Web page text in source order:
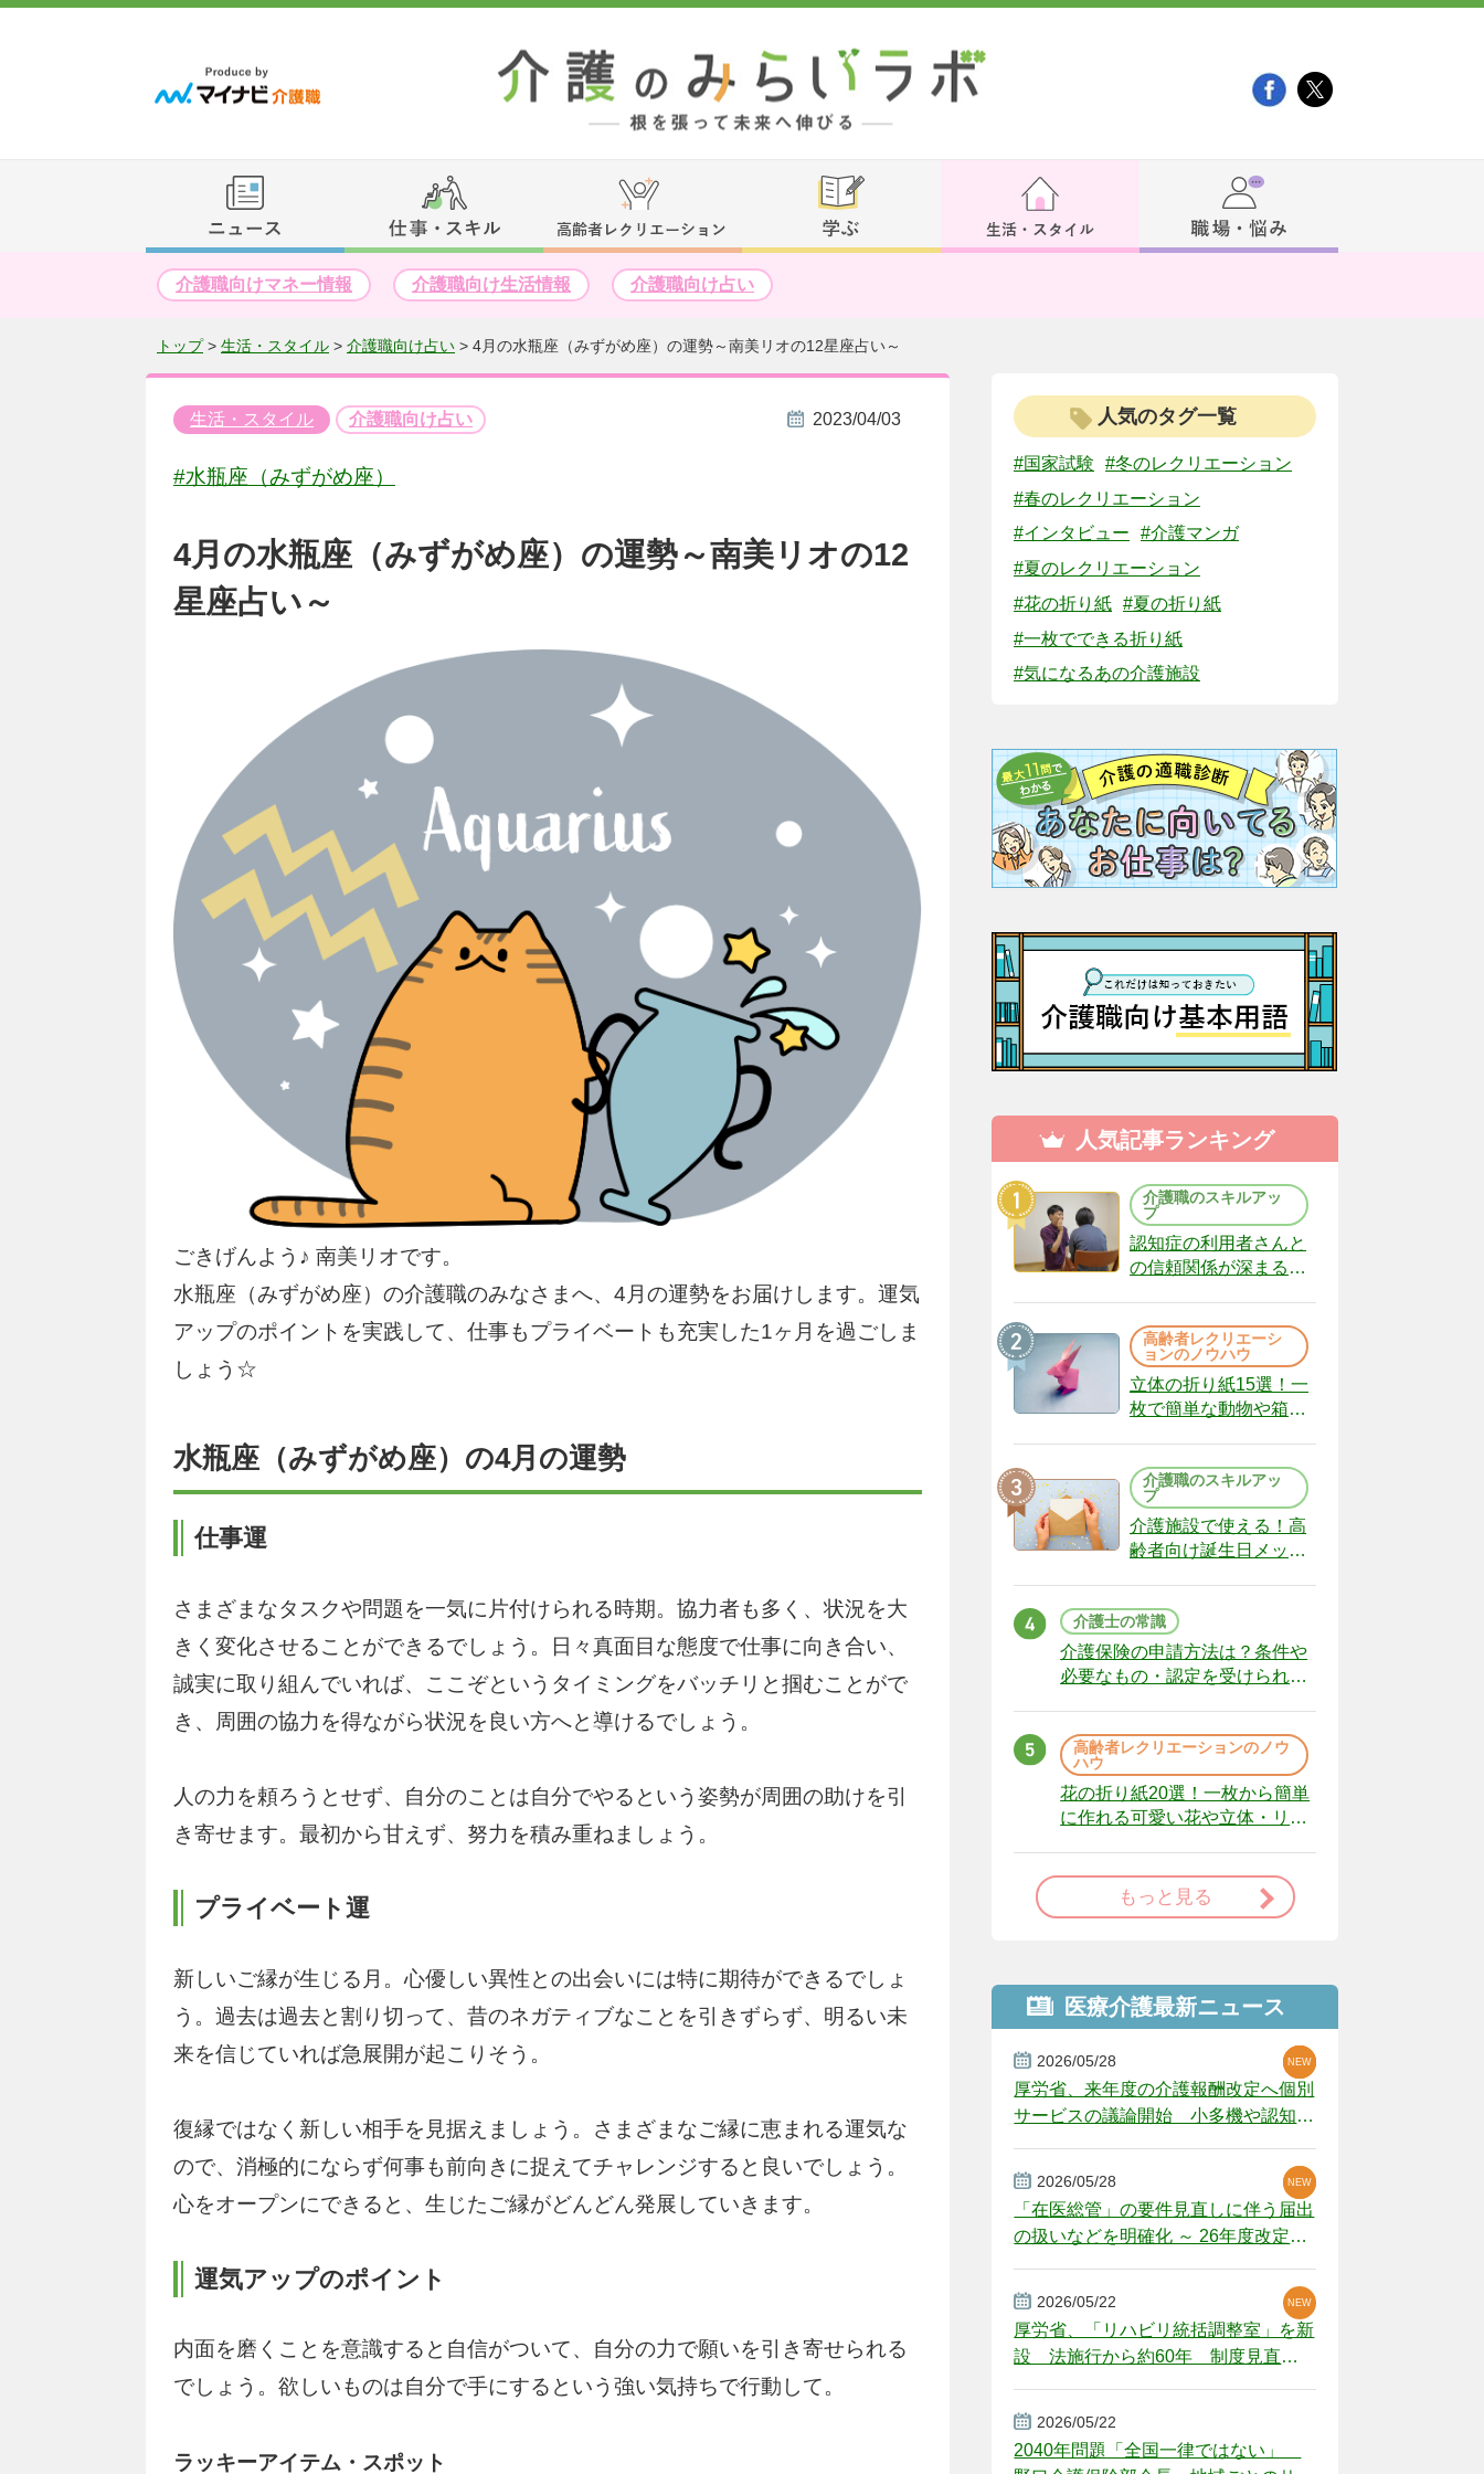
介護職向けマネー情報 介護職向け生活情報 介護職向け占い
トップ> 生活・スタイル > 介護職向け占い > 4月の水瓶座（みずがめ座）の運勢～南美リオの12星座占い～
生活・スタイル 介護職向け占い 2023/04/03
#水瓶座（みずがめ座）
4月の水瓶座（みずがめ座）の運勢～南美リオの12
星座占い～
ごきげんよう♪ 南美リオです。
水瓶座（みずがめ座）の介護職のみなさまへ、4月の運勢をお届けします。運気
アップのポイントを実践して、仕事もプライベートも充実した1ヶ月を過ごしま
しょう☆
水瓶座（みずがめ座）の4月の運勢
仕事運
さまざまなタスクや問題を一気に片付けられる時期。協力者も多く、状況を大
きく変化させることができるでしょう。日々真面目な態度で仕事に向き合い、
誠実に取り組んでいれば、ここぞというタイミングをバッチリと掴むことがで
き、周囲の協力を得ながら状況を良い方へと導けるでしょう。
人の力を頼ろうとせず、自分のことは自分でやるという姿勢が周囲の助けを引
き寄せます。最初から甘えず、努力を積み重ねましょう。
プライベート運
新しいご縁が生じる月。心優しい異性との出会いには特に期待ができるでしょ
う。過去は過去と割り切って、昔のネガティブなことを引きずらず、明るい未
来を信じていれば急展開が起こりそう。
復縁ではなく新しい相手を見据えましょう。さまざまなご縁に恵まれる運気な
ので、消極的にならず何事も前向きに捉えてチャレンジすると良いでしょう。
心をオープンにできると、生じたご縁がどんどん発展していきます。
運気アップのポイント
内面を磨くことを意識すると自信がついて、自分の力で願いを引き寄せられる
でしょう。欲しいものは自分で手にするという強い気持ちで行動して。
ラッキーアイテム・スポット
人気のタグ一覧
#国家試験
#冬のレクリエーション
#春のレクリエーション
#インタビュー
#介護マンガ
#夏のレクリエーション
#花の折り紙 #夏の折り紙
#一枚でできる折り紙
#気になるあの介護施設
人気記事ランキング
介護職のスキルアッ
プ
認知症の利用者さんと
の信頼関係が深まる声
（22）
高齢者レクリエーシ
ョンのノウハウ
立体の折り紙15選！一
枚で簡単な動物や箱、
介護職のスキルアッ
プ
介護施設で使える！高
齢者向け誕生日メッセ
介護士の常識
介護保険の申請方法は？条件や
必要なもの・認定を受けられな
高齢者レクリエーションのノウ
ハウ
花の折り紙20選！一枚から簡単
に作れる可愛い花や立体・リー
もっと見る
医療介護最新ニュース
2026/05/28
厚労省、来年度の介護報酬改定へ個別
サービスの議論開始 小多機や認知症
NEW
NEW
NEW
2026/05/28
「在医総管」の要件見直しに伴う届出
の扱いなどを明確化 ～ 26年度改定疑
NEW
NEW
2026/05/22
厚労省、「リハビリ統括調整室」を新
設 法施行から約60年 制度見直し
NEW
2026/05/22
2040年問題「全国一律ではない」